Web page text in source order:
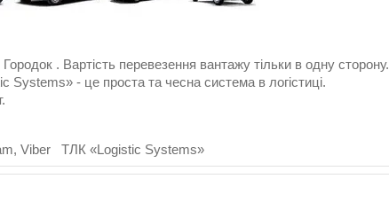
. Вартість перевезення вантажу тільки в одну сторону.
Systems» - це проста та чесна система в логістиці.
Viber ТЛК «Logistic Systems»